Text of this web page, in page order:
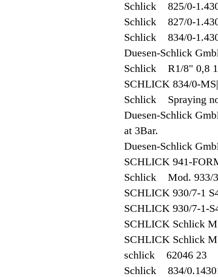
Schlick 825/0-
Schlick 827/0-
Schlick 834/0-
Duesen-Schlick
Schlick R1/8" 0,8
SCHLICK 834/0-
Schlick Spraying
Duesen-Schlick
at 3Bar.
Duesen-Schlick
SCHLICK 941-
Schlick Mod. 933/3
SCHLICK 930/7-1
SCHLICK 930/7-1-
SCHLICK Schlick
SCHLICK Schlick
schlick 62046 23
Schlick 834/